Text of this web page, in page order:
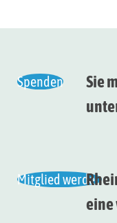
Spenden
Sie
Mitglied werden
eine